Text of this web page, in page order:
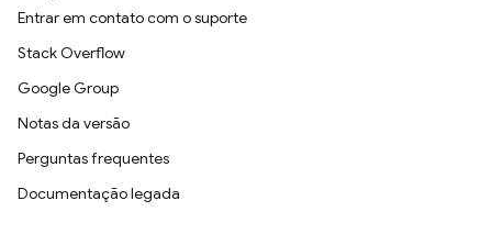
Entrar em contato com o suporte
Stack Overflow
Google Group
Notas da versão
Perguntas frequentes
Documentação legada